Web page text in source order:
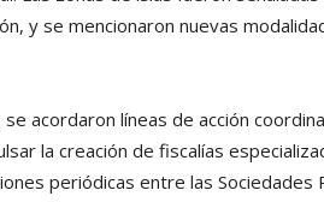
y se mencionaron nuevas
acordaron líneas de acción
la creación de fiscalías
periódicas entre las Sociedades